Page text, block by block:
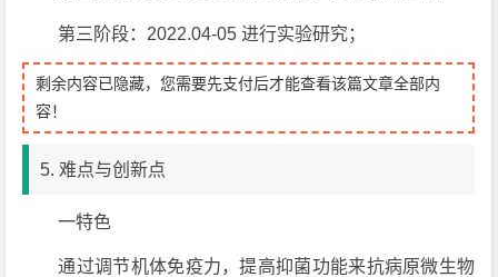
第三阶段：2022.04-05 进行实验研究；
剩余内容已隐藏，您需要先支付后才能查看该篇文章全部内
容！
5. 难点与创新点
一特色
通过调节机体免疫力，提高抑菌功能来抗病原微生物